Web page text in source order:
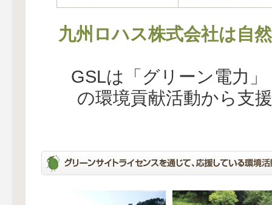
九州ロハス株式会社は自
GSLは「グリーン電力
の環境貢献活動から支